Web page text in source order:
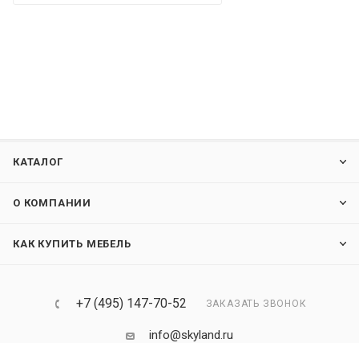
КАТАЛОГ
О КОМПАНИИ
КАК КУПИТЬ МЕБЕЛЬ
+7 (495) 147-70-52 ЗАКАЗАТЬ ЗВОНОК
info@skyland.ru